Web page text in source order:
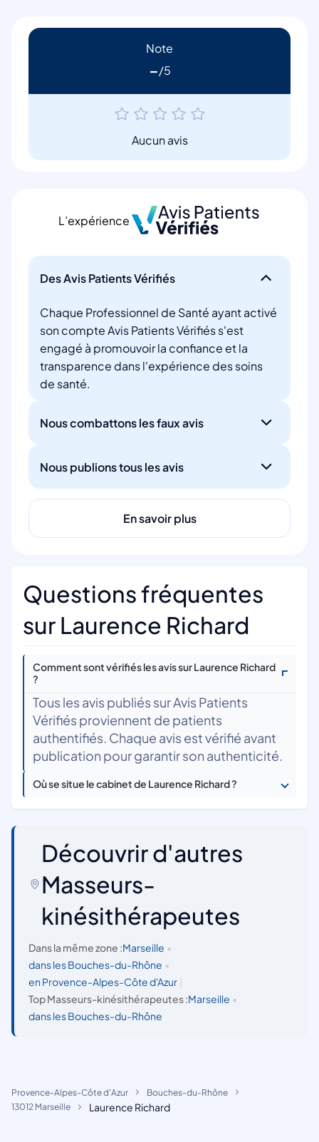
Note
-
Aucun avis
L’expérience
Des Avis Patients Vérifiés
Chaque Professionnel de Santé ayant activé
son compte Avis Patients Vérifiés s'est
engagé à promouvoir la confiance et la
transparence dans l'expérience des soins
de santé.
Nous combattons les faux avis
Nous publions tous les avis
En savoir plus
Questions fréquentes
sur Laurence Richard
Comment sont vérifiés les avis sur Laurence Richard
?
Tous les avis publiés sur Avis Patients
Vérifiés proviennent de patients
authentifiés. Chaque avis est vérifié avant
publication pour garantir son authenticité.
Où se situe le cabinet de Laurence Richard ?
Découvrir d'autres
Masseurs-
kinésithérapeutes
Dans la même zone :Marseille •
dans les Bouches-du-Rhône •
en Provence-Alpes-Côte d'Azur
Top Masseurs-kinésithérapeutes :Marseille •
dans les Bouches-du-Rhône
Provence-Alpes-Côte d'Azur
Bouches-du-Rhône
13012 Marseille
Laurence Richard